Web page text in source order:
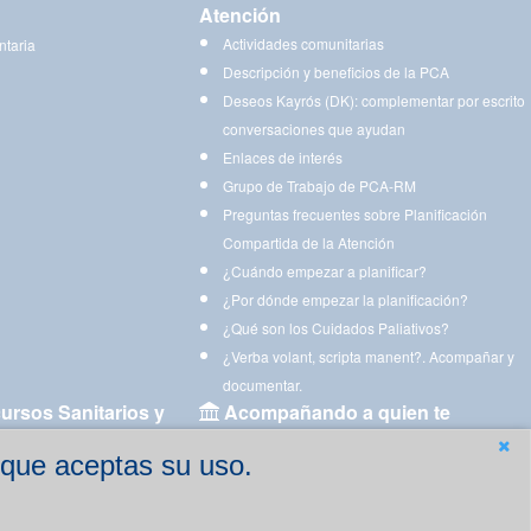
aceptas su uso.
Atención
Actividades comunitarias
Descripción y beneficios de la PCA
Deseos Kayrós (DK): complementar por escrito
conversaciones que ayudan
Enlaces de interés
Grupo de Trabajo de PCA-RM
Preguntas frecuentes sobre Planificación
Compartida de la Atención
¿Cuándo empezar a planificar?
¿Por dónde empezar la planificación?
¿Qué son los Cuidados Paliativos?
¿Verba volant, scripta manent?. Acompañar y
documentar.
Sanitarios y
Acompañando a quien te
Aplicaciones para descargar